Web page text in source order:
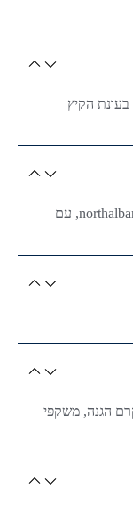
במיוחד בעונת הקיץ
ניתן לבצע הזמנות ישירות באתר northalbaniaboat.com, עם
הגנה, משקפי